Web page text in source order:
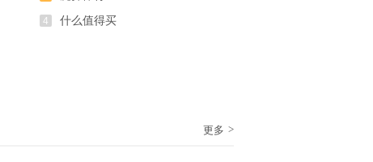
4 什么值得买
更多 >